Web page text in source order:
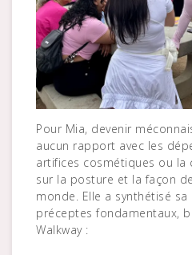
Pour Mia, devenir
aucun rapport avec les
artifices cosmétiques ou la
sur la posture et la façon
monde. Elle a synthétisé
préceptes fondamentaux,
Walkway :